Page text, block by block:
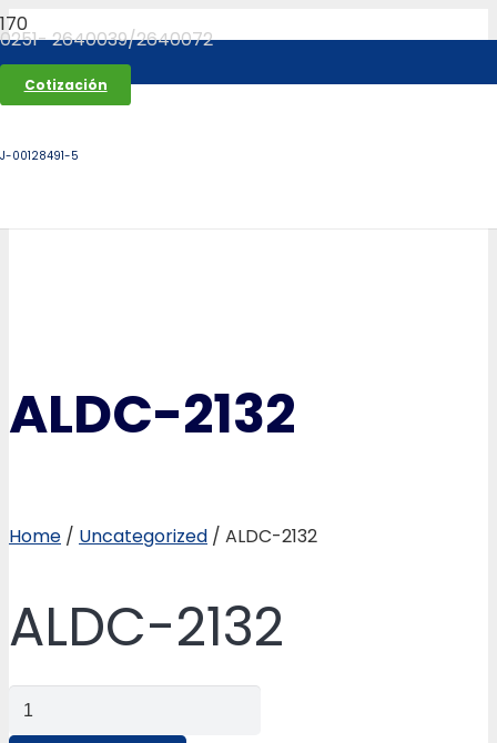
0251- 2640039/2640072
Cotización
J-00128491-5
ALDC-2132
Home / Uncategorized / ALDC-2132
ALDC-2132
ALDC-
2132